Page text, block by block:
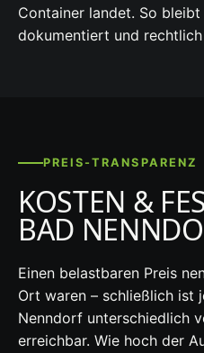
Container landet. So bleibt
dokumentiert und
PREIS-TRANSPARENZ
KOSTEN &
BAD
Einen belastbaren Preis
Ort waren – schließlich ist
Nenndorf unterschiedlich
erreichbar. Wie hoch der